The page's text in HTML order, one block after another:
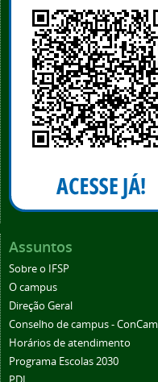
Assuntos
Sobre o IFSP
O campus
Direção Geral
Conselho de campus - ConCam
Horários de atendimento
Programa Escolas 2030